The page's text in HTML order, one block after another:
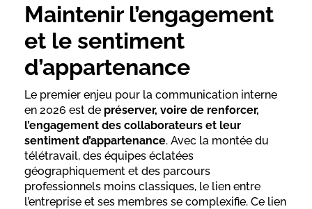
Maintenir l’engagement
et le sentiment
d’appartenance
Le premier enjeu pour la communication interne
en 2026 est de préserver, voire de renforcer,
l’engagement des collaborateurs et leur
sentiment d’appartenance. Avec la montée du
télétravail, des équipes éclatées
géographiquement et des parcours
professionnels moins classiques, le lien entre
l’entreprise et ses membres se complexifie. Ce lien